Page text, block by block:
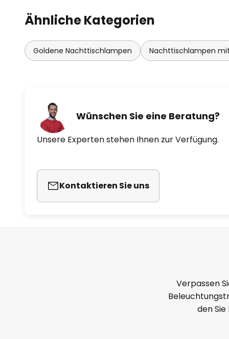
Ähnliche Kategorien
Goldene Nachttischlampen Nachttischlampen
Wünschen Sie eine Beratung?
Unsere Experten stehen Ihnen zur Verfügung.
Kontaktieren Sie uns
Verpassen
den